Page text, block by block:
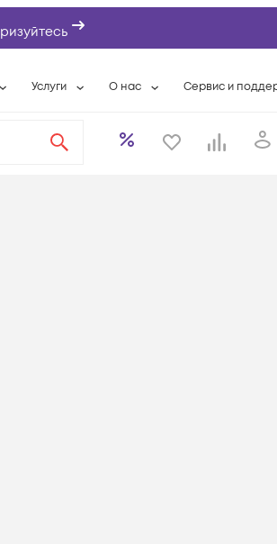
Услуги
Системная интеграция
О нас
Контактная информация
Сервис и
Контакты